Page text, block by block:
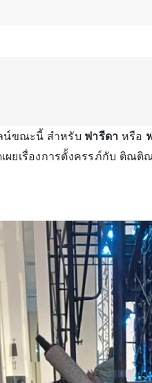
น์ขณะนี้ สำหรับ ฟารีดา หรือ
ผยเรื่องการตั้งครรภ์กับ ติณติ